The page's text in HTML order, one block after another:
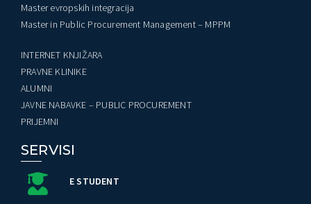
Master evropskih integracija
Master in Public Procurement Management – MPPM
INTERNET KNJIŽARA
PRAVNE KLINIKE
ALUMNI
JAVNE NABAVKE – PUBLIC PROCUREMENT
PRIJEMNI
SERVISI
E STUDENT